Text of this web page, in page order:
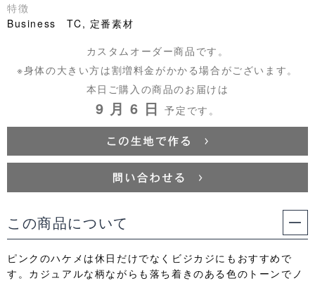
特徴
Business TC, 定番素材
カスタムオーダー商品です。
※身体の大きい方は割増料金がかかる場合がございます。
本日ご購入の商品のお届けは
9 月 6 日予定です。
この商品について
ピンクのハケメは休日だけでなくビジカジにもおすすめで
す。カジュアルな柄ながらも落ち着きのある色のトーンでノ